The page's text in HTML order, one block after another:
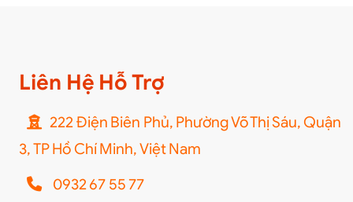
Liên Hệ Hỗ Trợ
222 Điện Biên Phủ, Phường Võ Thị Sáu, Quận
3, TP Hồ Chí Minh, Việt Nam
0932 67 55 77